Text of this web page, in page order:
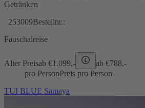
Getränken
253009Bestellnr.:
Pauschalreise
Alter Preisab €1.099,- ab €788,-
pro PersonPreis pro Person
TUI BLUE Samaya